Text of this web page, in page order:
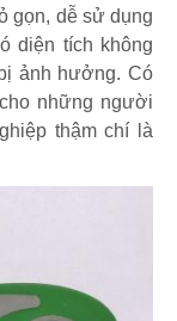
gọn, dễ sử dụng
diện tích không
ảnh hưởng. Có
những người
thậm chí là